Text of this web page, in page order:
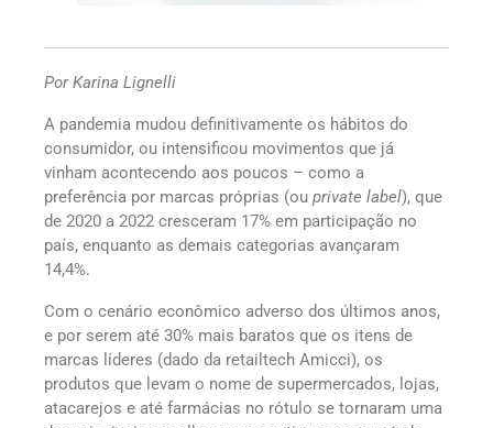
Por Karina Lignelli
A pandemia mudou definitivamente os hábitos do
consumidor, ou intensificou movimentos que já
vinham acontecendo aos poucos – como a
preferência por marcas próprias (ou private label), que
de 2020 a 2022 cresceram 17% em participação no
país, enquanto as demais categorias avançaram
14,4%.
Com o cenário econômico adverso dos últimos anos,
e por serem até 30% mais baratos que os itens de
marcas líderes (dado da retailtech Amicci), os
produtos que levam o nome de supermercados, lojas,
atacarejos e até farmácias no rótulo se tornaram uma